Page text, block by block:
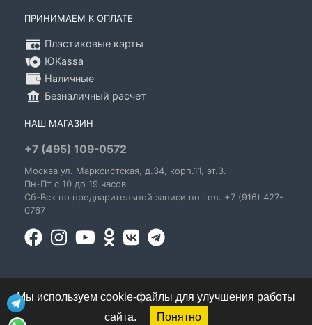
ПРИНИМАЕМ К ОПЛАТЕ
Пластиковые карты
ЮKassa
Наличные
Безналичный расчет
НАШ МАГАЗИН
+7 (495) 109-0572
Москва ул. Марксистская , д.34, корп.11, эт.3.
Пн-Пт c 10 до 19 часов
Сб-Вск по предварительной записи по тел. +7 (916) 427-
0767
© 1995-2026 GoldenBlues - информация о правах
Мы используем cookie-файлы для улучшения работы
сайта.
Понятно